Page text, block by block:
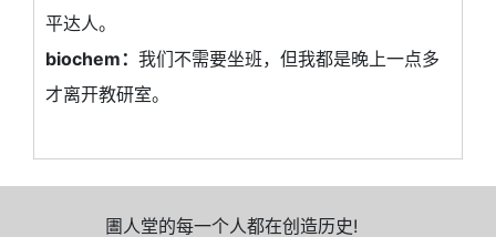
平达人。
biochem： 我们不需要坐班，但我都是晚上一点多
才离开教研室。
圕人堂的每一个人都在创造历史!